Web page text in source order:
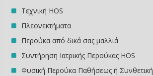
Τεχνική HOS
Πλεονεκτήματα
Περούκα από δικά σας μαλλιά
Συντήρηση Ιατρικής Περούκας HOS
Φυσική Περούκα Παθήσεως ή Συνθετική